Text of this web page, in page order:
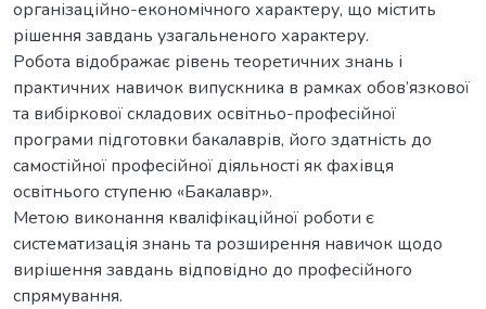
організаційно-економічного характеру, що містить
рішення завдань узагальненого характеру.
Робота відображає рівень теоретичних знань і
практичних навичок випускника в рамках обов’язкової
та вибіркової складових освітньо-професійної
програми підготовки бакалаврів, його здатність до
самостійної професійної діяльності як фахівця
освітнього ступеню «Бакалавр».
Метою виконання кваліфікаційної роботи є
систематизація знань та розширення навичок щодо
вирішення завдань відповідно до професійного
спрямування.